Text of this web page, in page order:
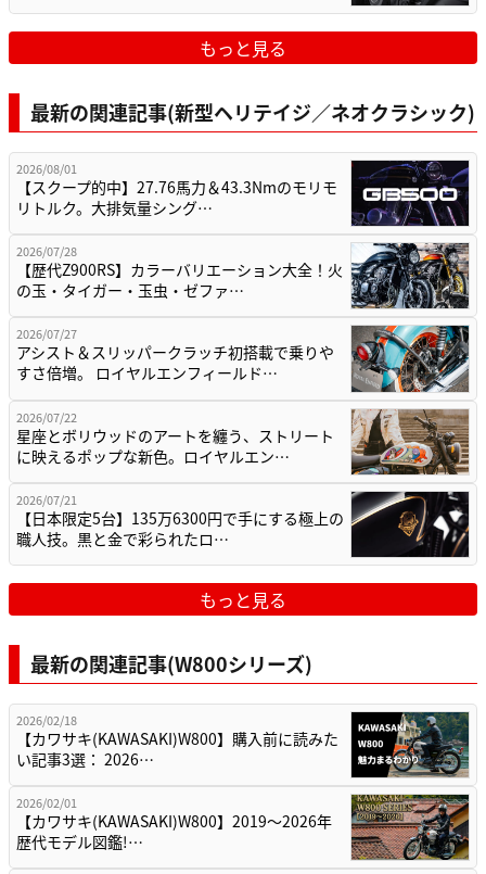
もっと見る
最新の関連記事(新型ヘリテイジ／ネオクラシック)
2026/08/01
【スクープ的中】27.76馬力＆43.3Nmのモリモ
リトルク。大排気量シング…
2026/07/28
【歴代Z900RS】カラーバリエーション大全！火
の玉・タイガー・玉虫・ゼファ…
2026/07/27
アシスト＆スリッパークラッチ初搭載で乗りや
すさ倍増。 ロイヤルエンフィールド…
2026/07/22
星座とボリウッドのアートを纏う、ストリート
に映えるポップな新色。ロイヤルエン…
2026/07/21
【日本限定5台】135万6300円で手にする極上の
職人技。黒と金で彩られたロ…
もっと見る
最新の関連記事(W800シリーズ)
2026/02/18
【カワサキ(KAWASAKI)W800】購入前に読みた
い記事3選： 2026…
2026/02/01
【カワサキ(KAWASAKI)W800】2019〜2026年
歴代モデル図鑑!…